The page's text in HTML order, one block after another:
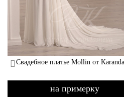
Свадебное платье Mollin от
на примерку